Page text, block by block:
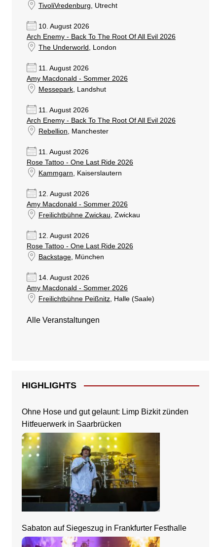
TivoliVredenburg , Utrecht
10. August 2026
Arch Enemy - Back To The Root Of All Evil 2026
The Underworld , London
11. August 2026
Amy Macdonald - Sommer 2026
Messepark, Landshut
11. August 2026
Arch Enemy - Back To The Root Of All Evil 2026
Rebellion , Manchester
11. August 2026
Rose Tattoo - One Last Ride 2026
Kammgarn , Kaiserslautern
12. August 2026
Amy Macdonald - Sommer 2026
Freilichtbühne Zwickau , Zwickau
12. August 2026
Rose Tattoo - One Last Ride 2026
Backstage, München
14. August 2026
Amy Macdonald - Sommer 2026
Freilichtbühne Peißnitz, Halle (Saale)
Alle Veranstaltungen
HIGHLIGHTS
Ohne Hose und gut gelaunt: Limp Bizkit zünden
Hitfeuerwerk in Saarbrücken
Sabaton auf Siegeszug in Frankfurter Festhalle